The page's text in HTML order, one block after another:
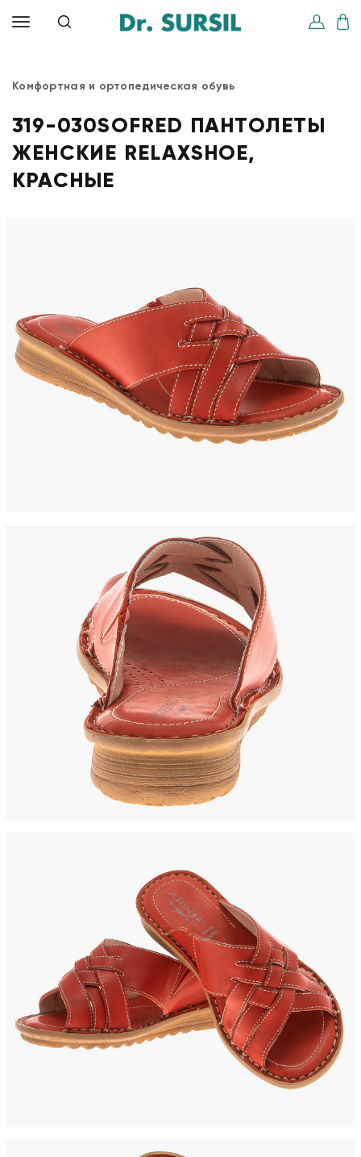
Комфортная и ортопедическая обувь
319-030SOFRED ПАНТОЛЕТЫ
ЖЕНСКИЕ RELAXSHOE,
КРАСНЫЕ